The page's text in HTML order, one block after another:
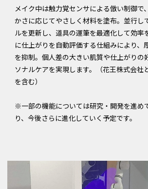
メイク中は触力覚センサによる倣い制御で
かさに応じてやさしく材料を塗布。並行し
ルを更新し、道具の運筆を最適化して効率
に仕上がりを自動評価する仕組みにより、
を抑制。個人差の大きい肌質や仕上がりの
ソナルケアを実現します。（花王株式会社
を含む）
※一部の機能については研究・開発を進め
り、今後さらに進化していく予定です。